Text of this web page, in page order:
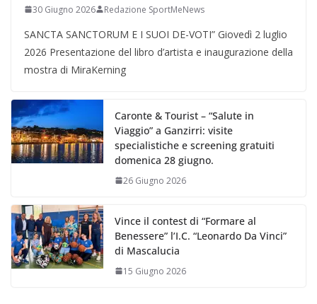
30 Giugno 2026 Redazione SportMeNews
SANCTA SANCTORUM E I SUOI DE-VOTI” Giovedì 2 luglio
2026 Presentazione del libro d’artista e inaugurazione della
mostra di MiraKerning
Caronte & Tourist – “Salute in
Viaggio” a Ganzirri: visite
specialistiche e screening gratuiti
domenica 28 giugno.
26 Giugno 2026
Vince il contest di “Formare al
Benessere” l’I.C. “Leonardo Da Vinci”
di Mascalucia
15 Giugno 2026